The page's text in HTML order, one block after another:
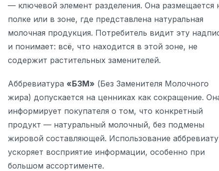
— ключевой элемент разделения. Она размещается
полке или в зоне, где представлена натуральная
молочная продукция. Потребитель видит эту
и понимает: всё, что находится в этой зоне, не
содержит растительных заменителей.
Аббревиатура «БЗМ» (Без Заменителя Молочного
жира) допускается на ценниках как сокращение.
информирует покупателя о том, что конкретный
продукт — натуральный молочный, без подмены
жировой составляющей. Использование
ускоряет восприятие информации, особенно при
большом ассортименте.